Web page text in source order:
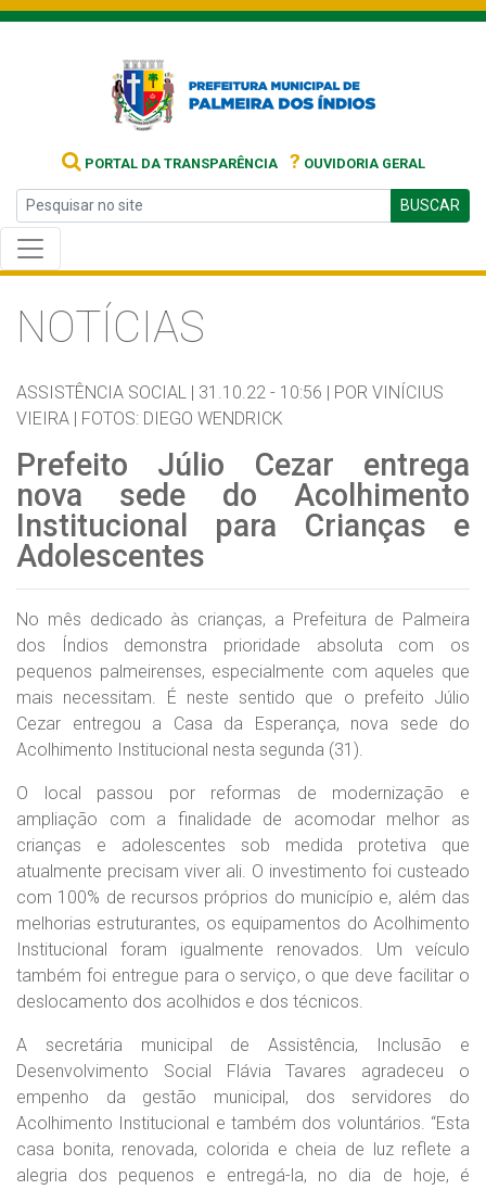
PORTAL DA TRANSPARÊNCIA ? OUVIDORIA GERAL
BUSCAR
NOTÍCIAS
ASSISTÊNCIA SOCIAL | 31.10.22 - 10:56 | POR VINÍCIUS
VIEIRA | FOTOS: DIEGO WENDRICK
Prefeito Júlio Cezar entrega
nova sede do Acolhimento
Institucional para Crianças e
Adolescentes
No mês dedicado às crianças, a Prefeitura de Palmeira
dos Índios demonstra prioridade absoluta com os
pequenos palmeirenses, especialmente com aqueles que
mais necessitam. É neste sentido que o prefeito Júlio
Cezar entregou a Casa da Esperança, nova sede do
Acolhimento Institucional nesta segunda (31).
O local passou por reformas de modernização e
ampliação com a finalidade de acomodar melhor as
crianças e adolescentes sob medida protetiva que
atualmente precisam viver ali. O investimento foi custeado
com 100% de recursos próprios do município e, além das
melhorias estruturantes, os equipamentos do Acolhimento
Institucional foram igualmente renovados. Um veículo
também foi entregue para o serviço, o que deve facilitar o
deslocamento dos acolhidos e dos técnicos.
A secretária municipal de Assistência, Inclusão e
Desenvolvimento Social Flávia Tavares agradeceu o
empenho da gestão municipal, dos servidores do
Acolhimento Institucional e também dos voluntários. “Esta
casa bonita, renovada, colorida e cheia de luz reflete a
alegria dos pequenos e entregá-la, no dia de hoje, é